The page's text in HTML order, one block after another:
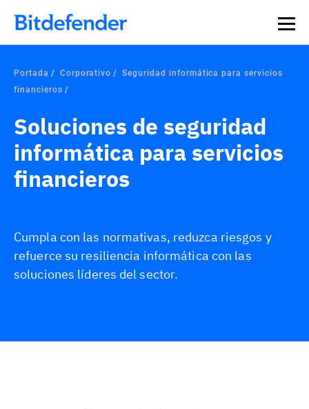
Portada Corporativo
Seguridad informática para servicios
financieros
Soluciones de seguridad
informática para servicios
financieros
Cumpla con las normativas, reduzca riesgos y
refuerce su resiliencia informática con las
soluciones líderes del sector.